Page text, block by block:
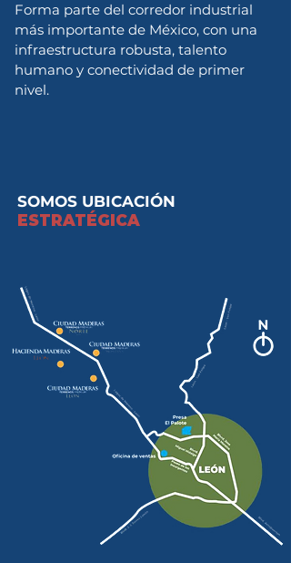
Forma parte del corredor industrial
más importante de México, con una
infraestructura robusta, talento
humano y conectividad de primer
nivel.
SOMOS UBICACIÓN
ESTRATÉGICA